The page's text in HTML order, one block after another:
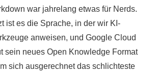
war jahrelang etwas für Nerds.
ist es die Sprache, in der wir KI-
anweisen, und Google Cloud
sein neues Open Knowledge Format
sich ausgerechnet das schlichteste